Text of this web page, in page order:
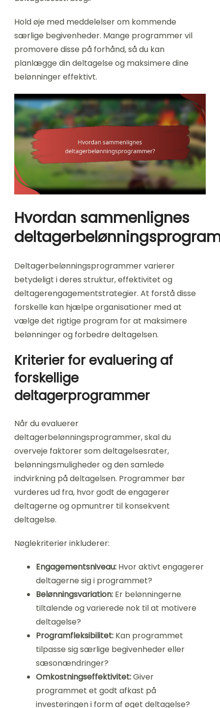
Hold øje med meddelelser om kommende
særlige begivenheder. Mange programmer vil
promovere disse på forhånd, så du kan
planlægge din deltagelse og maksimere dine
belønninger effektivt.
Hvordan sammenlignes
Deltagerbelønningsprogrammer varierer
betydeligt i deres struktur, effektivitet og
deltagerengagementstrategier. At forstå disse
forskelle kan hjælpe organisationer med at
vælge det rigtige program for at maksimere
belønninger og forbedre deltagelsen.
Kriterier for evaluering af
forskellige
deltagerprogrammer
Når du evaluerer
deltagerbelønningsprogrammer, skal du
overveje faktorer som deltagelsesrater,
belønningsmuligheder og den samlede
indvirkning på deltagelsen. Programmer bør
vurderes ud fra, hvor godt de engagerer
deltagerne og opmuntrer til konsekvent
deltagelse.
Nøglekriterier inkluderer:
Engagementsniveau: Hvor aktivt engagerer
deltagerne sig i programmet?
Belønningsvariation: Er belønningerne
tiltalende og varierede nok til at motivere
deltagelse?
Programfleksibilitet: Kan programmet
tilpasse sig særlige begivenheder eller
sæsonændringer?
Omkostningseffektivitet:Giver
programmet et godt afkast på
investeringen i form af øget deltagelse?